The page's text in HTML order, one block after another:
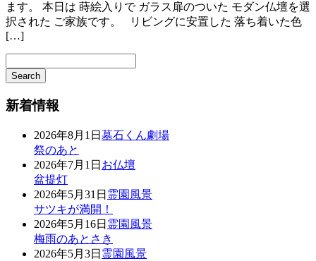
ます。 本日は 蒔絵入りで ガラス扉のついた モダン仏壇を選
択された ご家族です。 リビングに安置した 落ち着いた色
[…]
新着情報
2026年8月1日 墓石くん劇場
祭のあと
2026年7月1日 お仏壇
盆提灯
2026年5月31日 霊園風景
サツキが満開！
2026年5月16日 霊園風景
梅雨のあとさき
2026年5月3日 霊園風景